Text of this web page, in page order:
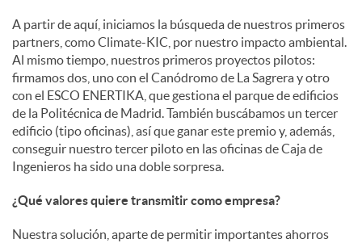
d
o
s
A partir de aquí, iniciamos la búsqueda de nuestros primeros
partners, como Climate-KIC, por nuestro impacto ambiental.
Al mismo tiempo, nuestros primeros proyectos pilotos:
firmamos dos, uno con el Canódromo de La Sagrera y otro
con el ESCO ENERTIKA, que gestiona el parque de edificios
de la Politécnica de Madrid. También buscábamos un tercer
edificio (tipo oficinas), así que ganar este premio y, además,
conseguir nuestro tercer piloto en las oficinas de Caja de
Ingenieros ha sido una doble sorpresa.
¿Qué valores quiere transmitir como empresa?
Nuestra solución, aparte de permitir importantes ahorros